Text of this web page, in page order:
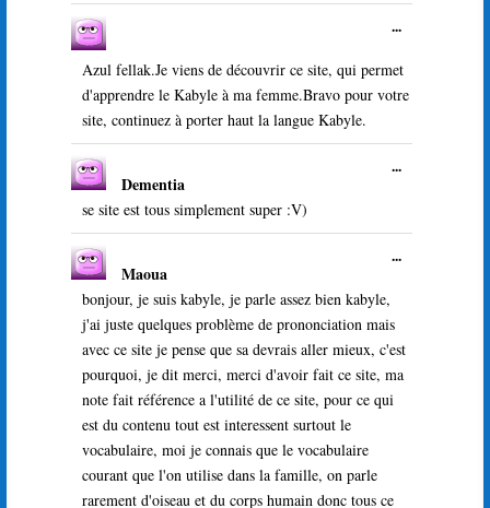
Azul fellak.Je viens de découvrir ce site, qui permet
d'apprendre le Kabyle à ma femme.Bravo pour votre
site, continuez à porter haut la langue Kabyle.
...Ouvrir/
boîte
méta.
Dementia
se site est tous simplement super :V)
...Ouvrir/
méta.
Maoua
bonjour, je suis kabyle, je parle assez bien kabyle,
j'ai juste quelques problème de prononciation mais
avec ce site je pense que sa devrais aller mieux, c'est
pourquoi, je dit merci, merci d'avoir fait ce site, ma
note fait référence a l'utilité de ce site, pour ce qui
est du contenu tout est interessent surtout le
vocabulaire, moi je connais que le vocabulaire
courant que l'on utilise dans la famille, on parle
rarement d'oiseau et du corps humain donc tous ce
...Ouvrir/